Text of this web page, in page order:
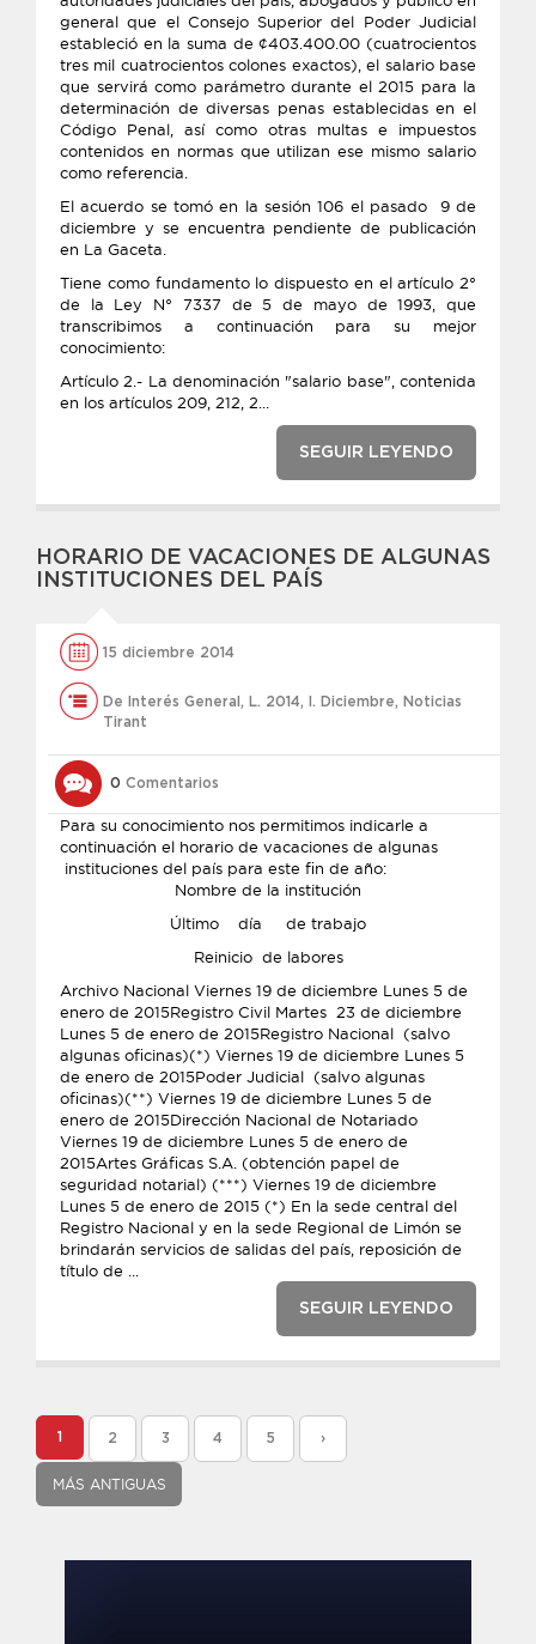
general que el Consejo Superior del Poder Judicial
estableció en la suma de ¢403.400.00 (cuatrocientos
tres mil cuatrocientos colones exactos), el salario base
que servirá como parámetro durante el 2015 para la
determinación de diversas penas establecidas en el
Código Penal, así como otras multas e impuestos
contenidos en normas que utilizan ese mismo salario
como referencia.
El acuerdo se tomó en la sesión 106 el pasado 9 de
diciembre y se encuentra pendiente de publicación
en La Gaceta.
Tiene como fundamento lo dispuesto en el artículo 2°
de la Ley N° 7337 de 5 de mayo de 1993, que
transcribimos a continuación para su mejor
conocimiento:
Artículo 2.- La denominación "salario base", contenida
en los artículos 209, 212, 2...
SEGUIR LEYENDO
HORARIO DE VACACIONES DE ALGUNAS
INSTITUCIONES DEL PAÍS
15 diciembre 2014
De Interés General , L. 2014, l. Diciembre, Noticias
Tirant
0 Comentarios
Para su conocimiento nos permitimos indicarle a
continuación el horario de vacaciones de algunas
instituciones del país para este fin de año:
Nombre de la institución
Último día de trabajo
Reinicio de labores
Archivo Nacional Viernes 19 de diciembre Lunes 5 de
enero de 2015Registro Civil Martes 23 de diciembre
Lunes 5 de enero de 2015Registro Nacional (salvo
algunas oficinas)(*) Viernes 19 de diciembre Lunes 5
de enero de 2015Poder Judicial (salvo algunas
oficinas)(**) Viernes 19 de diciembre Lunes 5 de
enero de 2015Dirección Nacional de Notariado
Viernes 19 de diciembre Lunes 5 de enero de
2015Artes Gráficas S.A. (obtención papel de
seguridad notarial) (***) Viernes 19 de diciembre
Lunes 5 de enero de 2015 (*) En la sede central del
Registro Nacional y en la sede Regional de Limón se
brindarán servicios de salidas del país, reposición de
título de ...
SEGUIR LEYENDO
1 2 3 4 5 ›
MÁS ANTIGUAS